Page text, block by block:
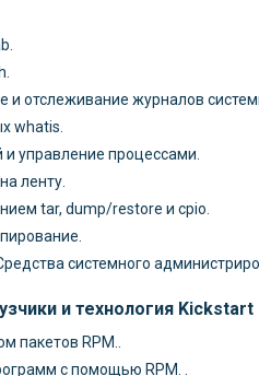
и отслеживание журналов
whatis.
управление процессами.
ленту.
tar, dump/restore и cpio.
системного
и технология Kickstart
пакетов RPM..
с помощью RPM. .